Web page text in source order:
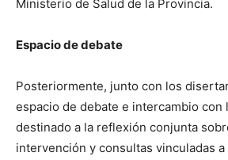
Ministerio de Salud de la Provincia.
Espacio de debate
Posteriormente, junto con los
espacio de debate e intercambio con
destinado a la reflexión conjunta
intervención y consultas vinculadas